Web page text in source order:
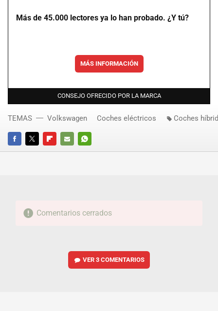
Más de 45.000 lectores ya lo han probado. ¿Y tú?
MÁS INFORMACIÓN
CONSEJO OFRECIDO POR LA MARCA
FACEBOOKTWITTERFLIPBOARD
E-
WHATSAPP
TEMAS Volkswagen Coches eléctricos Coches
Comentarios cerrados
VER3 COMENTARIOS